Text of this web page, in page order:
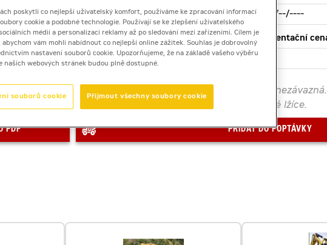
PDF
Počet dní Orientační
Zobrazená cena je orientační. Poptávka je
minirýpadla včetně 1 standardní podkopové lžíce.
PŘIDAT DO POPTÁVKY
poskytli co nejlepší uživatelský komfort, používáme ke zpracování informací
cookie a podobné technologie. Používají se ke zlepšení uživatelského
médií a personalizaci reklamy až po sledování mezi zařízeními. Cílem je
vám mohli nabídnout co nejlepší online zážitek. Souhlas je dobrovolný
nastavení souborů cookie. Upozorňujeme, že na základě vašeho výběru
našich webových stránek budou plně dostupné.
Přijmout všechny soubory cookie
souborů cookie